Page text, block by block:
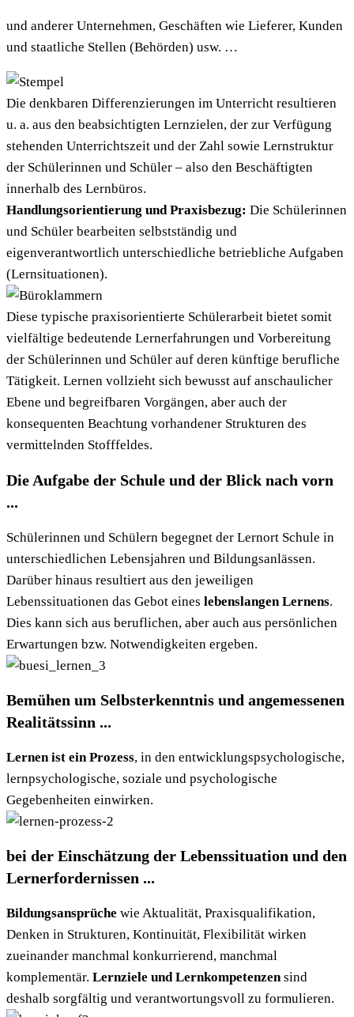
und anderer Unternehmen, Geschäften wie Lieferer, Kunden
und staatliche Stellen (Behörden) usw. …
Die denkbaren Differenzierungen im Unterricht resultieren
u. a. aus den beabsichtigten Lernzielen, der zur Verfügung
stehenden Unterrichtszeit und der Zahl sowie Lernstruktur
der Schülerinnen und Schüler – also den Beschäftigten
innerhalb des Lernbüros.
Handlungsorientierung und Praxisbezug: Die Schülerinnen
und Schüler bearbeiten selbstständig und
eigenverantwortlich unterschiedliche betriebliche Aufgaben
(Lernsituationen).
Diese typische praxisorientierte Schülerarbeit bietet somit
vielfältige bedeutende Lernerfahrungen und Vorbereitung
der Schülerinnen und Schüler auf deren künftige berufliche
Tätigkeit. Lernen vollzieht sich bewusst auf anschaulicher
Ebene und begreifbaren Vorgängen, aber auch der
konsequenten Beachtung vorhandener Strukturen des
vermittelnden Stofffeldes.
Die Aufgabe der Schule und der Blick nach vorn
...
Schülerinnen und Schülern begegnet der Lernort Schule in
unterschiedlichen Lebensjahren und Bildungsanlässen.
Darüber hinaus resultiert aus den jeweiligen
Lebenssituationen das Gebot eines lebenslangen Lernens.
Dies kann sich aus beruflichen, aber auch aus persönlichen
Erwartungen bzw. Notwendigkeiten ergeben.
Bemühen um Selbsterkenntnis und angemessenen
Realitätssinn ...
Lernen ist ein Prozess, in den entwicklungspsychologische,
lernpsychologische, soziale und psychologische
Gegebenheiten einwirken.
bei der Einschätzung der Lebenssituation und den
Lernerfordernissen ...
Bildungsansprüche wie Aktualität, Praxisqualifikation,
Denken in Strukturen, Kontinuität, Flexibilität wirken
zueinander manchmal konkurrierend, manchmal
komplementär. Lernziele und Lernkompetenzensind
deshalb sorgfältig und verantwortungsvoll zu formulieren.